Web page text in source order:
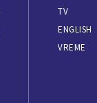
TV
ENGLISH
VREME